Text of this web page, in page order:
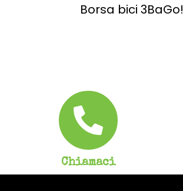
Borsa bici 3BaGo!
Chiamaci